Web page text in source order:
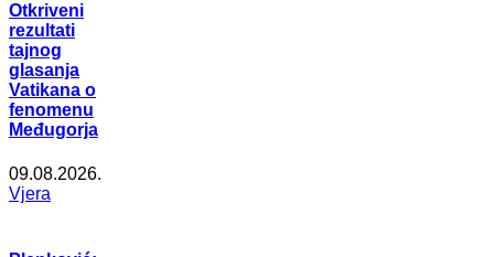
Otkriveni
rezultati
tajnog
glasanja
Vatikana o
fenomenu
Međugorja
09.08.2026.
Vjera